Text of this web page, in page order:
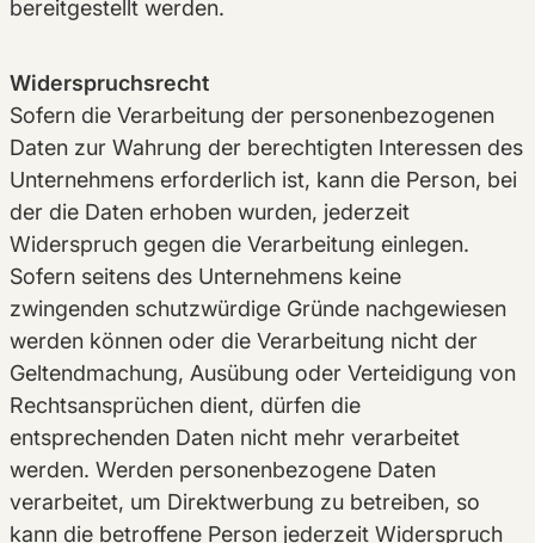
bereitgestellt werden.
Widerspruchsrecht
Sofern die Verarbeitung der personenbezogenen
Daten zur Wahrung der berechtigten Interessen des
Unternehmens erforderlich ist, kann die Person, bei
der die Daten erhoben wurden, jederzeit
Widerspruch gegen die Verarbeitung einlegen.
Sofern seitens des Unternehmens keine
zwingenden schutzwürdige Gründe nachgewiesen
werden können oder die Verarbeitung nicht der
Geltendmachung, Ausübung oder Verteidigung von
Rechtsansprüchen dient, dürfen die
entsprechenden Daten nicht mehr verarbeitet
werden. Werden personenbezogene Daten
verarbeitet, um Direktwerbung zu betreiben, so
kann die betroffene Person jederzeit Widerspruch